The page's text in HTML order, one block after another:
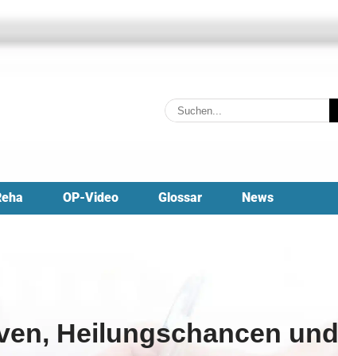
Suche
nach:
OP-Video Glossar News
Heilungschancen und